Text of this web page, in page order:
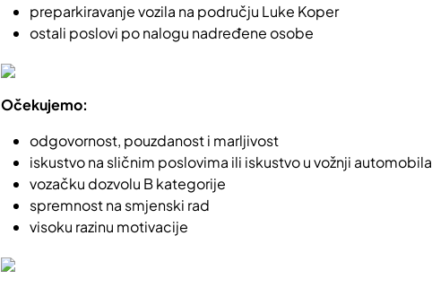
preparkiravanje vozila na području Luke Koper
ostali poslovi po nalogu nadređene osobe
Očekujemo:
odgovornost, pouzdanost i marljivost
iskustvo na sličnim poslovima ili iskustvo u vožnji automobila
vozačku dozvolu B kategorije
spremnost na smjenski rad
visoku razinu motivacije